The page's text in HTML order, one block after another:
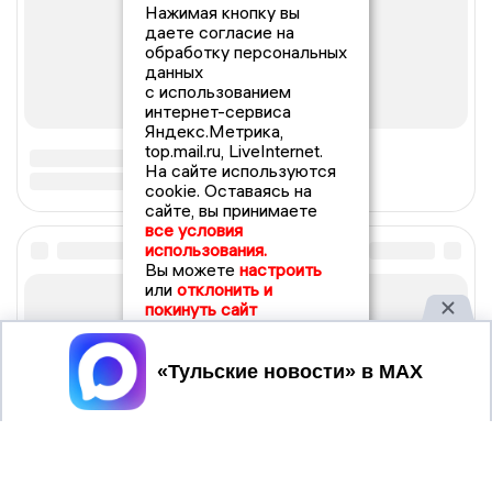
Нажимая кнопку вы
даете согласие на
обработку персональных
данных
с использованием
интернет-сервиса
Яндекс.Метрика,
top.mail.ru, LiveInternet.
На сайте используются
cookie. Оставаясь на
сайте, вы принимаете
все условия
использования.
Вы можете настроить
или отклонить и
покинуть сайт
Принять